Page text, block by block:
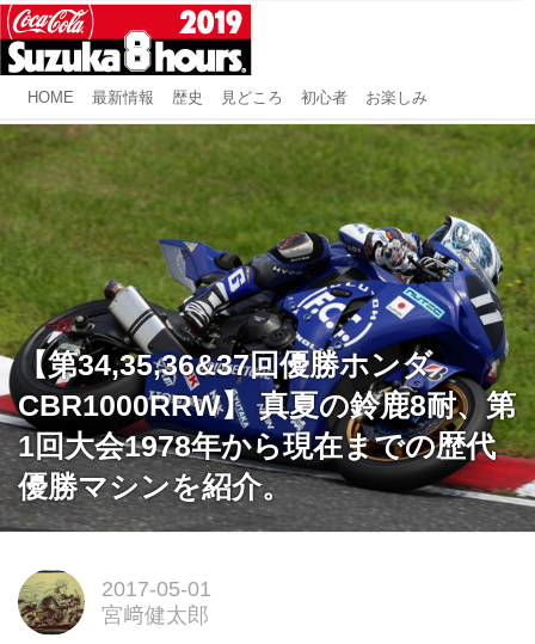
HOME 最新情報 歴史 見どころ 初心者 お楽しみ
【第34,35,36&37回優勝ホンダ
CBR1000RRW】 真夏の鈴鹿8耐、第
1回大会1978年から現在までの歴代
優勝マシンを紹介。
2017-05-01
宮﨑健太郎